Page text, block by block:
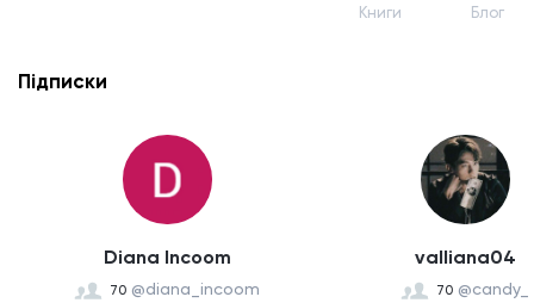
Книги Блог
Підписки
Diana Incoom
70 @diana_incoom
valliana04
70 @candy_